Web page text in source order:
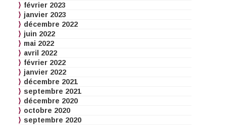
février 2023
janvier 2023
décembre 2022
juin 2022
mai 2022
avril 2022
février 2022
janvier 2022
décembre 2021
septembre 2021
décembre 2020
octobre 2020
septembre 2020